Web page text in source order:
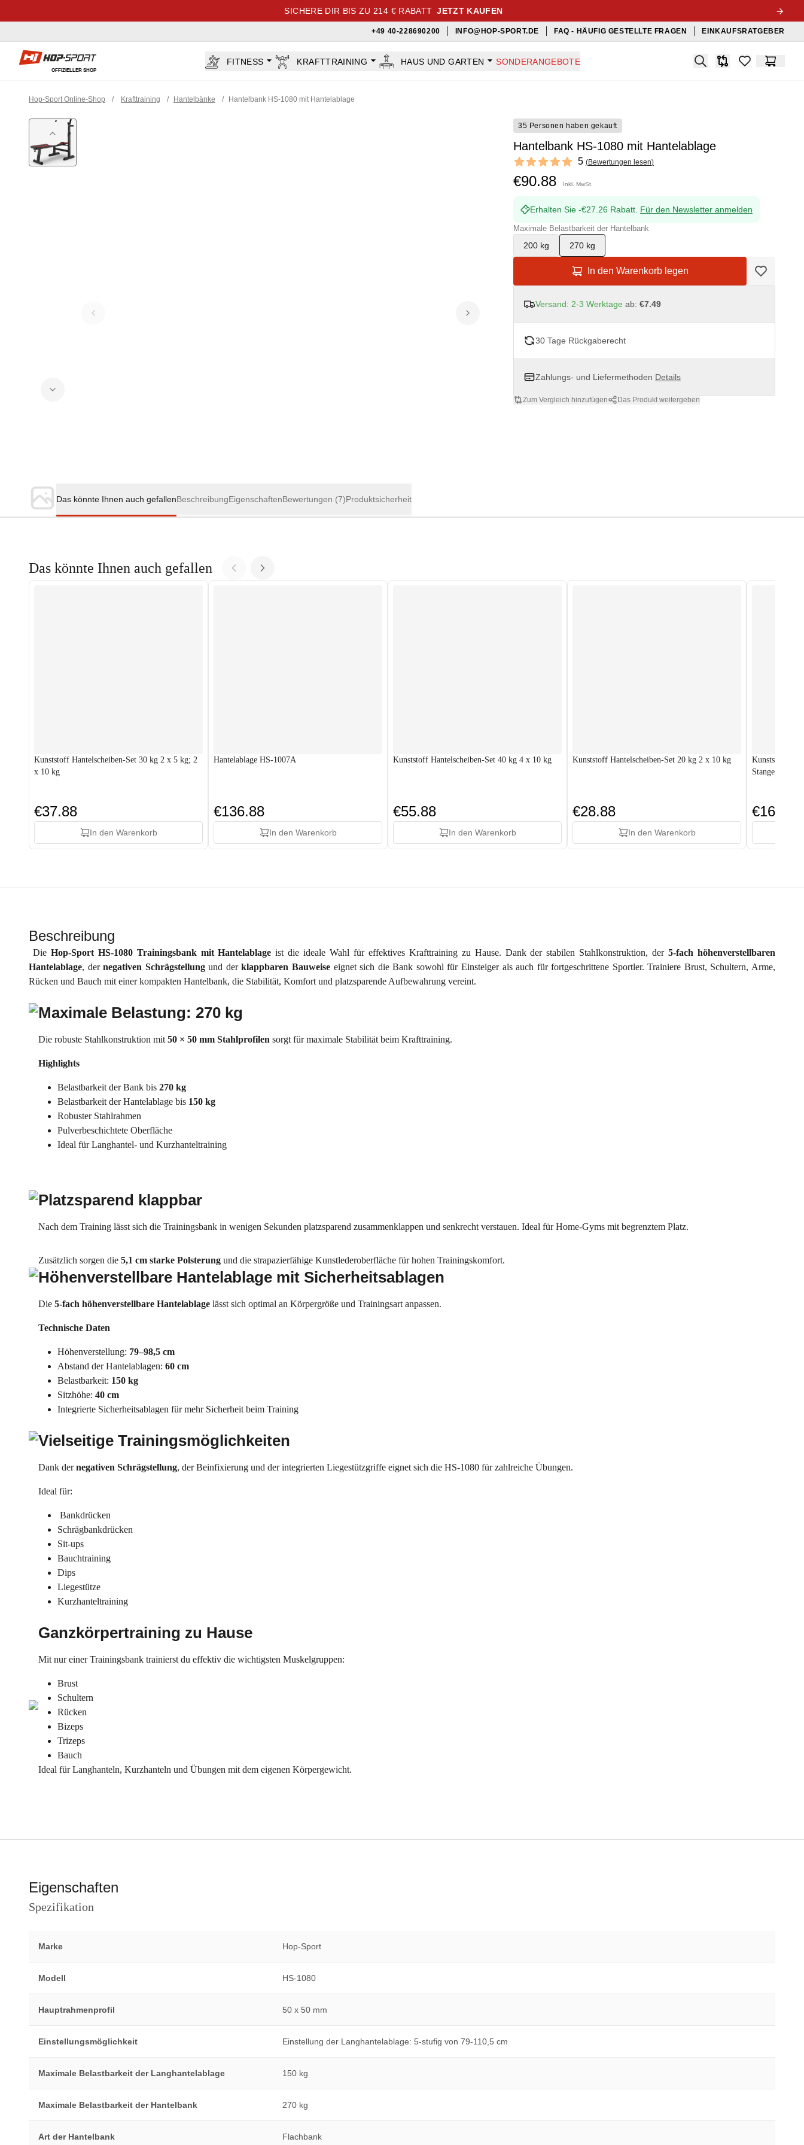
SICHERE DIR BIS ZU 214 € RABATT JETZT KAUFEN
+49 40-228690200 INFO@HOP-SPORT.DE FAQ - HÄUFIG GESTELLTE FRAGEN EINKAUFSRATGEBER
Hop-sport.at
OFFIZIELLER SHOP
FITNESS KRAFTTRAINING HAUS UND GARTEN SONDERANGEBOTE Search
Produkt-items in
Hop-Sport Online-Shop / Krafttraining / Hantelbänke / Hantelbank HS-1080 mit Hantelablage
35 Personen haben gekauft
Hantelbank HS-1080 mit Hantelablage
Reviews
5 out of 5 stars 5 (Bewertungen lesen)
€90.88 Inkl. MwSt.
Erhalten Sie -€27.26 Rabatt. Für den Newsletter anmelden
Maximale Belastbarkeit der Hantelbank
200 kg 270 kg
In den Warenkorb legen
Versand: 2-3 Werktage ab: €7.49
30 Tage Rückgaberecht
Zahlungs- und Liefermethoden Details
Zum Vergleich hinzufügen Das Produkt weitergeben
Das könnte Ihnen auch gefallenBeschreibungEigenschaftenBewertungen (7)Produktsicherheit
Das könnte Ihnen auch gefallen
Kunststoff Hantelscheiben-Set 30 kg 2 x 5 kg; 2
x 10 kg
€37.88
In den Warenkorb
Hantelablage HS-1007A
€136.88
In den Warenkorb
Kunststoff Hantelscheiben-Set 40 kg 4 x 10 kg
€55.88
In den Warenkorb
Kunststoff Hantelscheiben-Set 20 kg 2 x 10 kg
€28.88
In den Warenkorb
Kunststoff
Stange und
€169.88
Beschreibung
Die Hop-Sport HS-1080 Trainingsbank mit Hantelablage ist die ideale Wahl für effektives Krafttraining zu Hause. Dank der stabilen Stahlkonstruktion, der5-fach höhenverstellbaren
Hantelablage, dernegativen Schrägstellungund derklappbaren Bauweise eignet sich die Bank sowohl für Einsteiger als auch für fortgeschrittene Sportler. Trainiere Brust, Schultern, Arme,
Rücken und Bauch mit einer kompakten Hantelbank, die Stabilität, Komfort und platzsparende Aufbewahrung vereint.
Maximale Belastung: 270 kg
Die robuste Stahlkonstruktion mit 50 × 50 mm Stahlprofilen sorgt für maximale Stabilität beim Krafttraining.
Highlights
Belastbarkeit der Bank bis 270 kg
Belastbarkeit der Hantelablage bis 150 kg
Robuster Stahlrahmen
Pulverbeschichtete Oberfläche
Ideal für Langhantel- und Kurzhanteltraining
Platzsparend klappbar
Nach dem Training lässt sich die Trainingsbank in wenigen Sekunden platzsparend zusammenklappen und senkrecht verstauen. Ideal für Home-Gyms mit begrenztem Platz.
Zusätzlich sorgen die 5,1 cm starke Polsterung und die strapazierfähige Kunstlederoberfläche für hohen Trainingskomfort.
Höhenverstellbare Hantelablage mit Sicherheitsablagen
Die 5-fach höhenverstellbare Hantelablage lässt sich optimal an Körpergröße und Trainingsart anpassen.
Technische Daten
Höhenverstellung: 79–98,5 cm
Abstand der Hantelablagen: 60 cm
Belastbarkeit: 150 kg
Sitzhöhe: 40 cm
Integrierte Sicherheitsablagen für mehr Sicherheit beim Training
Vielseitige Trainingsmöglichkeiten
Dank dernegativen Schrägstellung, der Beinfixierung und der integrierten Liegestützgriffe eignet sich die HS-1080 für zahlreiche Übungen.
Ideal für:
Bankdrücken
Schrägbankdrücken
Sit-ups
Bauchtraining
Dips
Liegestütze
Kurzhanteltraining
Ganzkörpertraining zu Hause
Mit nur einer Trainingsbank trainierst du effektiv die wichtigsten Muskelgruppen:
Brust
Schultern
Rücken
Bizeps
Trizeps
Bauch
Ideal für Langhanteln, Kurzhanteln und Übungen mit dem eigenen Körpergewicht.
Eigenschaften
Spezifikation
Marke Hop-Sport
Modell HS-1080
Hauptrahmenprofil 50 x 50 mm
Einstellungsmöglichkeit Einstellung der Langhantelablage: 5-stufig von 79-110,5 cm
Maximale Belastbarkeit der Langhantelablage 150 kg
Maximale Belastbarkeit der Hantelbank 270 kg
Art der Hantelbank
Flachbank